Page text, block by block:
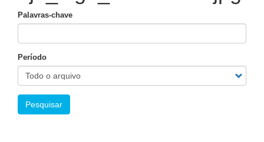
Palavras-chave
Período
Pesquisar